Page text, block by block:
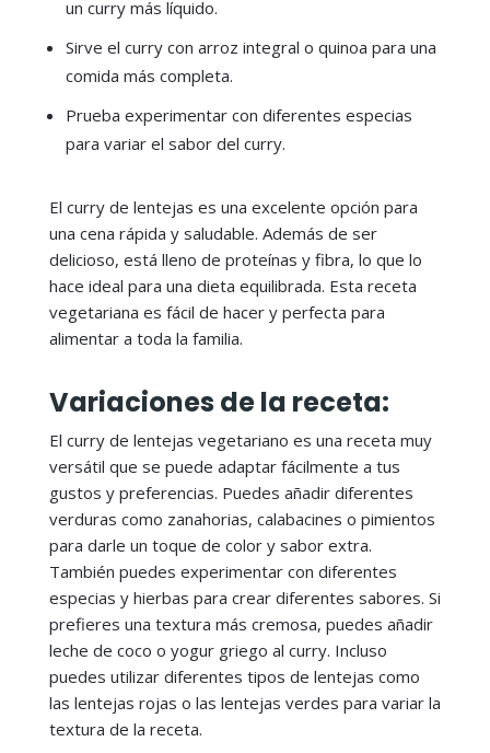
un curry más líquido.
Sirve el curry con arroz integral o quinoa para una
comida más completa.
Prueba experimentar con diferentes especias
para variar el sabor del curry.
El curry de lentejas es una excelente opción para
una cena rápida y saludable. Además de ser
delicioso, está lleno de proteínas y fibra, lo que lo
hace ideal para una dieta equilibrada. Esta receta
vegetariana es fácil de hacer y perfecta para
alimentar a toda la familia.
Variaciones de la receta:
El curry de lentejas vegetariano es una receta muy
versátil que se puede adaptar fácilmente a tus
gustos y preferencias. Puedes añadir diferentes
verduras como zanahorias, calabacines o pimientos
para darle un toque de color y sabor extra.
También puedes experimentar con diferentes
especias y hierbas para crear diferentes sabores. Si
prefieres una textura más cremosa, puedes añadir
leche de coco o yogur griego al curry. Incluso
puedes utilizar diferentes tipos de lentejas como
las lentejas rojas o las lentejas verdes para variar la
textura de la receta.